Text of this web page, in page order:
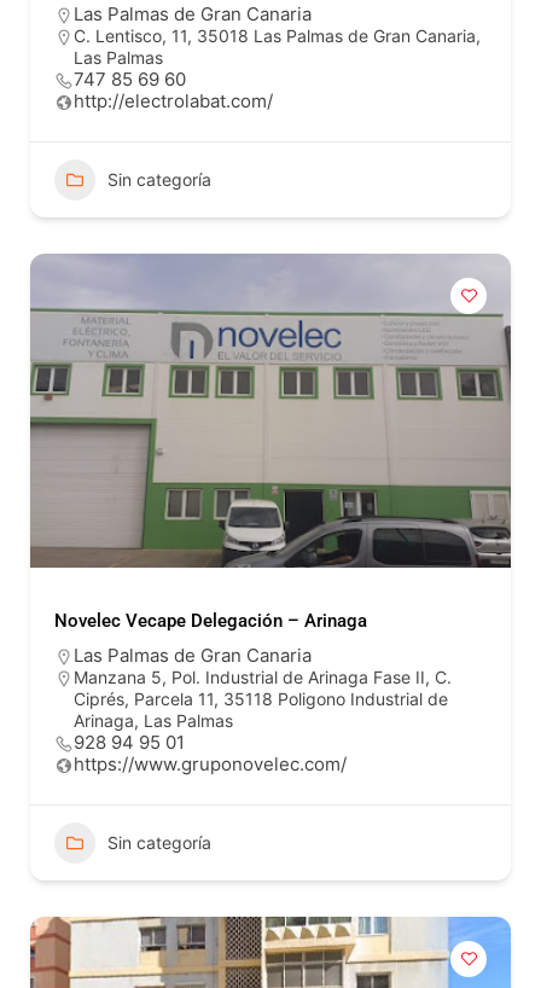
Las Palmas de Gran Canaria
C. Lentisco, 11, 35018 Las Palmas de Gran Canaria,
Las Palmas
747 85 69 60
http://electrolabat.com/
Sin categoría
Novelec Vecape Delegación – Arinaga
Las Palmas de Gran Canaria
Manzana 5, Pol. Industrial de Arinaga Fase II, C.
Ciprés, Parcela 11, 35118 Poligono Industrial de
Arinaga, Las Palmas
928 94 95 01
https://www.gruponovelec.com/
Sin categoría